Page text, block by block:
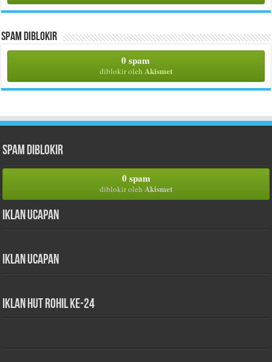
Spam Diblokir
0 spam
diblokir oleh Akismet
Spam Diblokir
0 spam
diblokir oleh Akismet
Iklan Ucapan
Iklan Ucapan
iklan HUT Rohil Ke-24